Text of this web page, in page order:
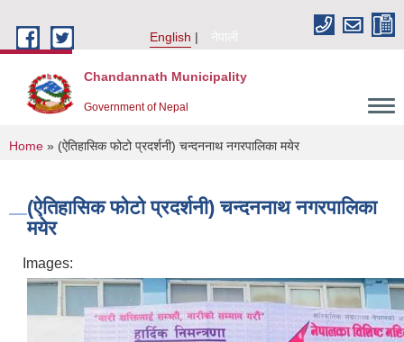
English
नेपाली
Chandannath Municipality
Government of Nepal
You are here
Home » (ऐतिहासिक फोटो प्रदर्शनी) चन्दननाथ नगरपालिका मयेर
(ऐतिहासिक फोटो प्रदर्शनी) चन्दननाथ नगरपालिका
मयेर
Images: